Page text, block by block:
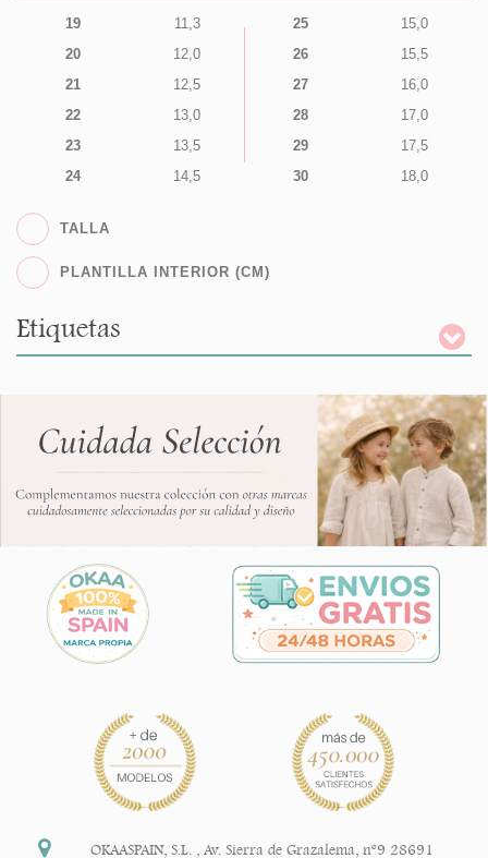
19
11,3
20
12,0
21
12,5
22
13,0
23
13,5
24
14,5
25
15,0
26
15,5
27
16,0
28
17,0
29
17,5
30
18,0
TALLA
PLANTILLA INTERIOR (CM)
Etiquetas
OKAASPAIN, S.L. ,Av. Sierra de Grazalema, nº9 28691